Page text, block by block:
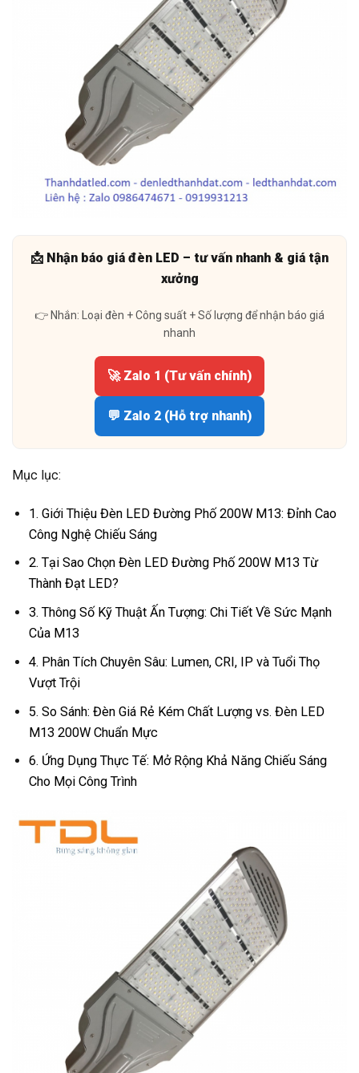
📩 Nhận báo giá đèn LED – tư vấn nhanh & giá tận
xưởng
👉 Nhắn: Loại đèn + Công suất + Số lượng để nhận báo giá
nhanh
🚀 Zalo 1 (Tư vấn chính)
💬 Zalo 2 (Hỗ trợ nhanh)
Mục lục:
1. Giới Thiệu Đèn LED Đường Phố 200W M13: Đỉnh Cao
Công Nghệ Chiếu Sáng
2. Tại Sao Chọn Đèn LED Đường Phố 200W M13 Từ
Thành Đạt LED?
3. Thông Số Kỹ Thuật Ấn Tượng: Chi Tiết Về Sức Mạnh
Của M13
4. Phân Tích Chuyên Sâu: Lumen, CRI, IP và Tuổi Thọ
Vượt Trội
5. So Sánh: Đèn Giá Rẻ Kém Chất Lượng vs. Đèn LED
M13 200W Chuẩn Mực
6. Ứng Dụng Thực Tế: Mở Rộng Khả Năng Chiếu Sáng
Cho Mọi Công Trình